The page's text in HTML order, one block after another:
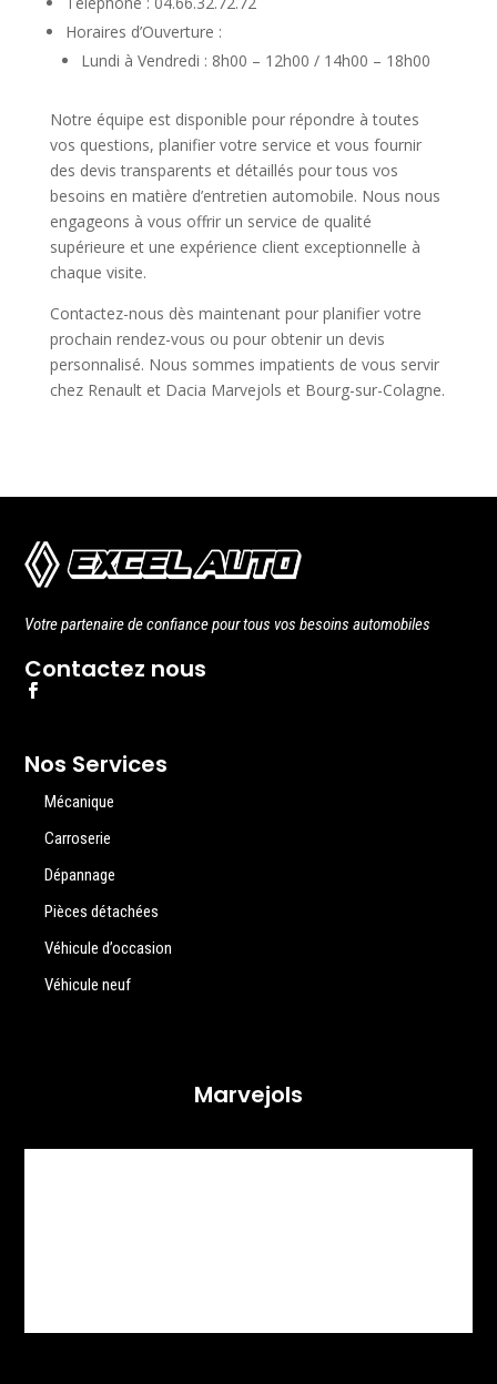
Horaires d’Ouverture :
Lundi à Vendredi : 8h00 – 12h00 / 14h00 – 18h00
Notre équipe est disponible pour répondre à toutes
vos questions, planifier votre service et vous fournir
des devis transparents et détaillés pour tous vos
besoins en matière d’entretien automobile. Nous nous
engageons à vous offrir un service de qualité
supérieure et une expérience client exceptionnelle à
chaque visite.
Contactez-nous dès maintenant pour planifier votre
prochain rendez-vous ou pour obtenir un devis
personnalisé. Nous sommes impatients de vous servir
chez Renault et Dacia Marvejols et Bourg-sur-Colagne.
Votre partenaire de confiance pour tous vos besoins automobiles
Contactez nous
Nos Services
Mécanique
Carroserie
Dépannage
Pièces détachées
Véhicule d’occasion
Véhicule neuf
Marvejols